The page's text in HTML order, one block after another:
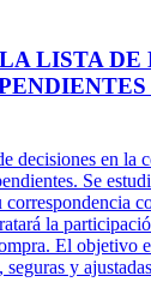
LISTA DE
decisiones en la
Se
la
El objetivo
y